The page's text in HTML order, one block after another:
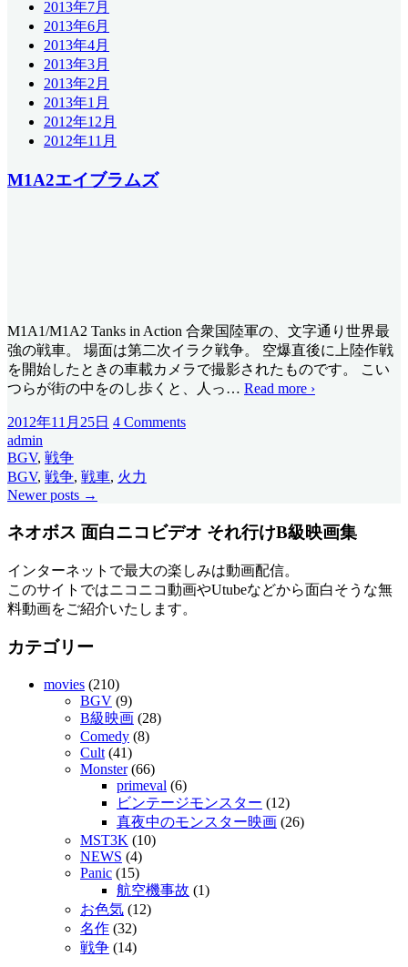
2013年7月
2013年6月
2013年4月
2013年3月
2013年2月
2013年1月
2012年12月
2012年11月
M1A2エイブラムズ
M1A1/M1A2 Tanks in Action 合衆国陸軍の、文字通り世界最
強の戦車。 場面は第二次イラク戦争。 空爆直後に上陸作戦
を開始したときの車載カメラで撮影されたものです。 こい
つらが街の中をのし歩くと、人っ… Read more ›
2012年11月25日 4 Comments
admin
BGV, 戦争
BGV, 戦争, 戦車, 火力
Newer posts →
ネオボス 面白ニコビデオ それ行けB級映画集
インターネットで最大の楽しみは動画配信。
このサイトではニコニコ動画やUtubeなどから面白そうな無
料動画をご紹介いたします。
カテゴリー
movies (210)
BGV (9)
B級映画 (28)
Comedy (8)
Cult (41)
Monster(66)
primeval (6)
ビンテージモンスター (12)
真夜中のモンスター映画 (26)
MST3K (10)
NEWS (4)
Panic (15)
航空機事故 (1)
お色気 (12)
名作 (32)
戦争 (14)